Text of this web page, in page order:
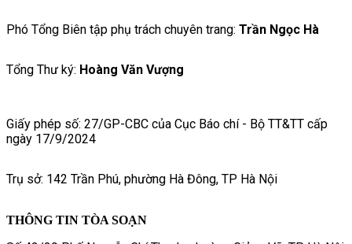
Phó Tổng Biên tập phụ trách chuyên trang: Trần Ngọc Hà
Tổng Thư ký: Hoàng Văn Vượng
Giấy phép số: 27/GP-CBC của Cục Báo chí - Bộ TT&TT cấp
ngày 17/9/2024
Trụ sở: 142 Trần Phú, phường Hà Đông, TP Hà Nội
THÔNG TIN TÒA SOẠN